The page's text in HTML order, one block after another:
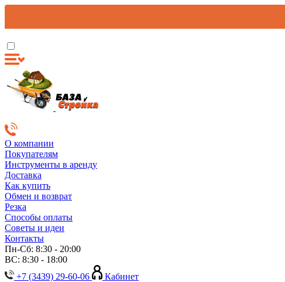
О компании
Покупателям
Инструменты в аренду
Доставка
Как купить
Обмен и возврат
Резка
Способы оплаты
Советы и идеи
Контакты
Пн-Сб: 8:30 - 20:00
ВС: 8:30 - 18:00
+7 (3439) 29-60-06
Кабинет